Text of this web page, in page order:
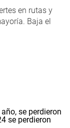
en rutas y
Baja el